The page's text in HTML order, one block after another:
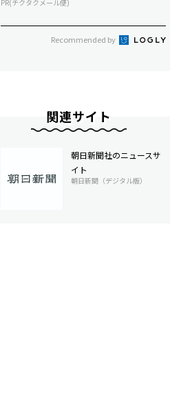
PR(チクタクメール便)
Recommended by
関連サイト
朝日新聞社のニュースサ
イト
朝日新聞（デジタル版）